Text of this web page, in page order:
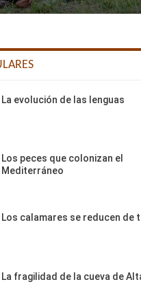
La evolución de las lenguas
Los peces que colonizan el
Mediterráneo
Los calamares se reducen de
La fragilidad de la cueva de